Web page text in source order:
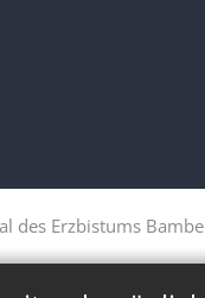
des Erzbistums